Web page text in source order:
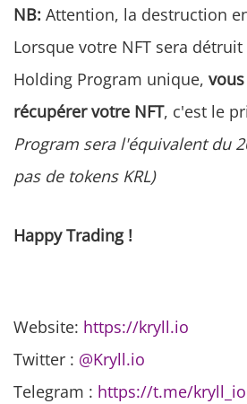
NB: Attention, la destruction
Lorsque votre NFT sera
Holding Program unique,
récupérer votre NFT, c'est le
Program sera l'équivalent du
pas de tokens KRL)
Happy Trading !
Website: https://kryll.io
Twitter : @Kryll.io
Telegram : https://t.me/kryll_io